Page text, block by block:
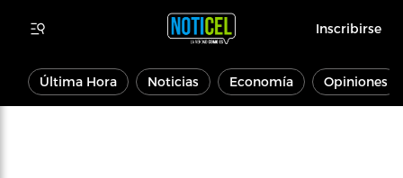
Inscribirse
Última Hora Noticias Economía Opiniones